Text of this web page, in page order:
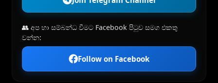
👥 අප හා සම්බන්ධ වීමට Facebook පිටුව සමග එකතු
වන්න:
Follow on Facebook